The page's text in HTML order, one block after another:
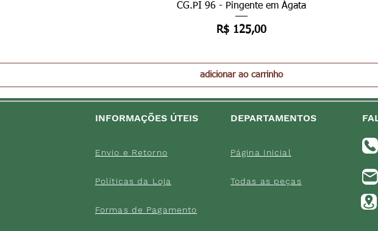
Visualização rápida
CG.PI 96 - Pingente em Ágata
Preço
R$ 125,00
adicionar ao carrinho
INFORMAÇÕES ÚTEIS
Envio e Retorno
Políticas da Loja
Formas de Pagamento
DEPARTAMENTOS
Página Inicial
Todas as peças